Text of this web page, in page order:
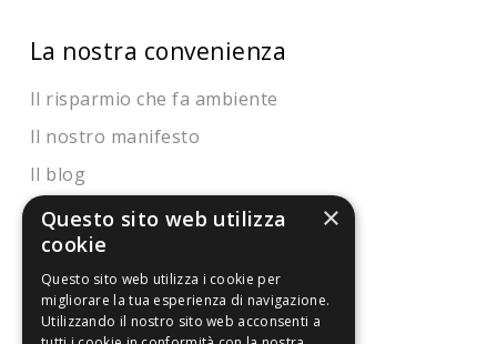
La nostra convenienza
Il risparmio che fa ambiente
Il nostro manifesto
Il blog
Perché fidarti
Vendi con noi
Chi siamo
×
Questo sito web utilizza
cookie
Questo sito web utilizza i cookie per
migliorare la tua esperienza di navigazione.
Utilizzando il nostro sito web acconsenti a